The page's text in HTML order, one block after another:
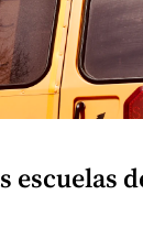
escuelas